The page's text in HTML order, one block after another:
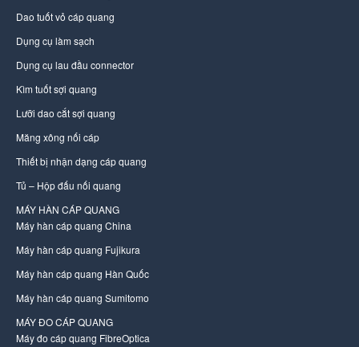
Dao tuốt vỏ cáp quang
Dụng cụ làm sạch
Dụng cụ lau đầu connector
Kìm tuốt sợi quang
Lưỡi dao cắt sợi quang
Măng xông nối cáp
Thiết bị nhận dạng cáp quang
Tủ – Hộp đấu nối quang
MÁY HÀN CÁP QUANG
Máy hàn cáp quang China
Máy hàn cáp quang Fujikura
Máy hàn cáp quang Hàn Quốc
Máy hàn cáp quang Sumitomo
MÁY ĐO CÁP QUANG
Máy đo cáp quang FibreOptica